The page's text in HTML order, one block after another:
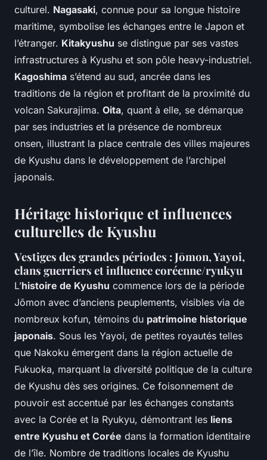
culturel. Nagasaki, connue pour sa longue histoire
maritime, symbolise les échanges entre le Japon et
l’étranger. Kitakyushu se distingue par ses vastes
infrastructures à Kyushu et son pôle heavy-industriel.
Kagoshima s’étend au sud, ancrée dans les
traditions de la région et profitant de la proximité du
volcan Sakurajima. Oita, quant à elle, se démarque
par ses industries et la présence de nombreux
onsen, illustrant la place centrale des villes majeures
de Kyushu dans le développement de l’archipel
japonais.
Héritage historique et influences
culturelles de Kyushu
Vestiges des grandes périodes : Jōmon, Yayoi,
clans guerriers et influence coréenne/ryukyu
L’histoire de Kyushu commence lors de la période
Jōmon avec d’anciens peuplements, visibles via de
nombreux kofun, témoins du patrimoine historique
japonais. Sous les Yayoi, de petites royautés telles
que Nakoku émergent dans la région actuelle de
Fukuoka, marquant la diversité politique de la culture
de Kyushu dès ses origines. Ce foisonnement de
pouvoir est accentué par les échanges constants
avec la Corée et la Ryukyu, démontrant les liens
entre Kyushu et Corée dans la formation identitaire
de l’île. Nombre de traditions locales de Kyushu